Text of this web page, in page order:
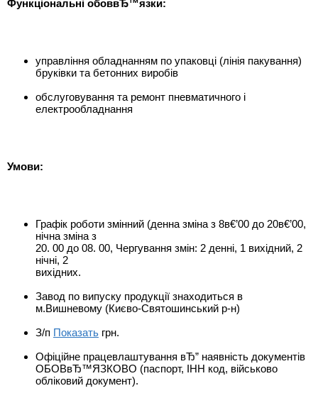
Функціональні обоввЂ™язки:
управління обладнанням по упаковці (лінія пакування)
бруківки та бетонних виробів
обслуговування та ремонт пневматичного і
електрообладнання
Умови:
Графік роботи змінний (денна зміна з 8в€’00 до 20в€’00,
нічна зміна з
20. 00 до 08. 00, Чергування змін: 2 денні, 1 вихідний, 2
нічні, 2
вихідних.
Завод по випуску продукції знаходиться в
м.Вишневому (Києво-Святошинський р-н)
З/п Показать грн.
Офіційне працевлаштування вЂ” наявність документів
ОБОВвЂ™ЯЗКОВО (паспорт, ІНН код, військово
обліковий документ).